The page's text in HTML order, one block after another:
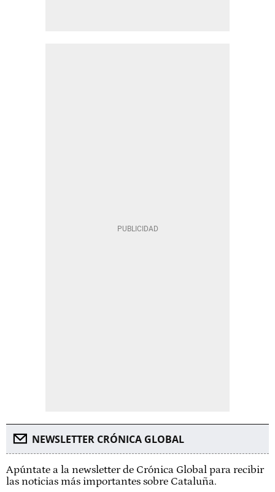
NEWSLETTER CRÓNICA GLOBAL
Apúntate a la newsletter de Crónica Global para recibir
las noticias más importantes sobre Cataluña.